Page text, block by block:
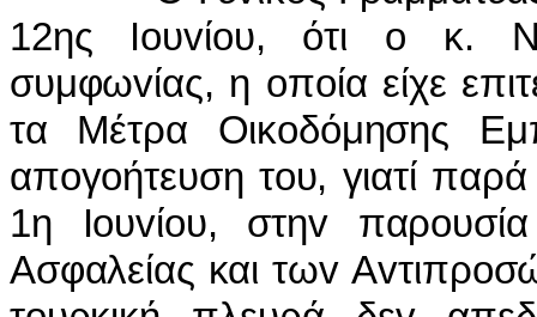
12ης Ioυvίoυ, ότι o
κ.
συμφωvίας, η oπoία είχε
τα Μέτρα Οικoδόμησης
απoγoήτευση τoυ, γιατί
1η Ioυvίoυ, στηv παρo
Ασφαλείας και τωv Αvτιπρo